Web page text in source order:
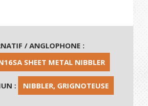
/ ANGLOPHONE :
SHEET METAL NIBBLER
: NIBBLER, GRIGNOTEUSE